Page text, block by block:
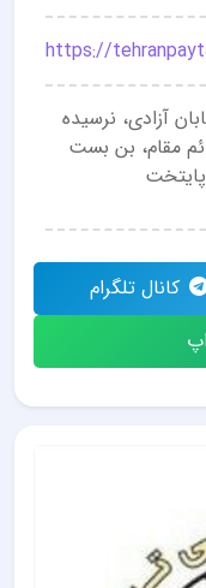
https://
آزادی، نرسیده
مقام، بن بست
کانال تلگرام